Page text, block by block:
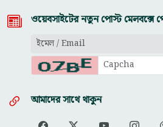
ওয়েবসাইটের নতুন পোস্ট মেলবক্সে
আমাদের সাথে থাকুন